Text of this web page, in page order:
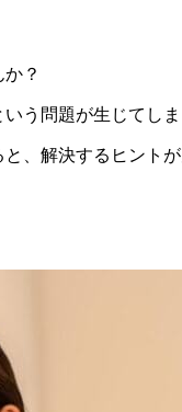
？
う問題が生じてしま
、解決するヒントが